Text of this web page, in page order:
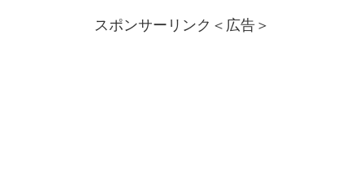
スポンサーリンク＜広告＞